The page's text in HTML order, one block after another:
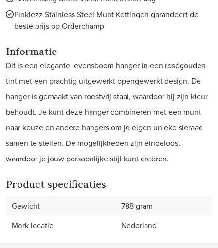
Pinkiezz Stainless Steel Munt Kettingen garandeert de
beste prijs op Orderchamp
Informatie
Dit is een elegante levensboom hanger in een roségouden
tint met een prachtig uitgewerkt opengewerkt design. De
hanger is gemaakt van roestvrij staal, waardoor hij zijn kleur
behoudt. Je kunt deze hanger combineren met een munt
naar keuze en andere hangers om je eigen unieke sieraad
samen te stellen. De mogelijkheden zijn eindeloos,
waardoor je jouw persoonlijke stijl kunt creëren.
Product specificaties
Gewicht
788 gram
Merk locatie
Nederland